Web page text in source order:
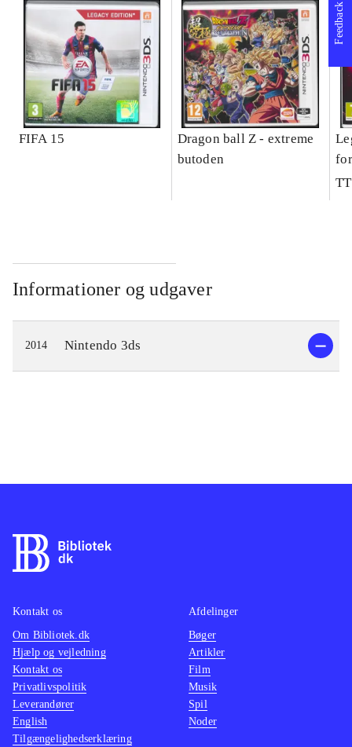
FIFA 15
Dragon ball Z - extreme
butoden
Informationer og udgaver
2014 Nintendo 3ds
Feedback
Kontakt os
Om Bibliotek.dk
Hjælp og vejledning
Kontakt os
Privatlivspolitik
Leverandører
English
Tilgængelighedserklæring
Afdelinger
Bøger
Artikler
Film
Musik
Spil
Noder